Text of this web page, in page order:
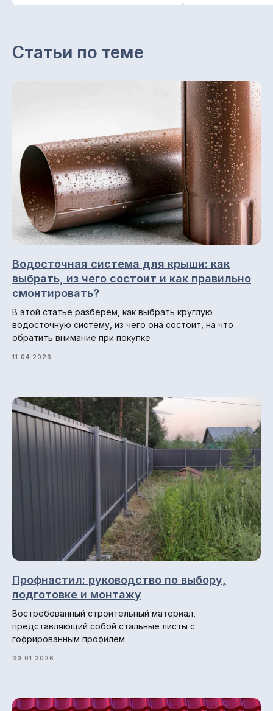
Статьи по теме
Водосточная система для крыши: как
выбрать, из чего состоит и как правильно
смонтировать?
В этой статье разберём, как выбрать круглую
водосточную систему, из чего она состоит, на что
обратить внимание при покупке
11.04.2026
Профнастил: руководство по выбору,
подготовке и монтажу
Востребованный строительный материал,
представляющий собой стальные листы с
гофрированным профилем
30.01.2026
Навигация по сайту
Главная
О компании
Гарантии и возврат
Доставка и оплата
Фальцевая кровля
Металлосайдинг
Металлический штакетник
Профили для вентфасадов
Водосточные системы
© 2013-2026 ПК СтройМир
Политика конфиденциальности.
Разработка сайта: ••• БИТ